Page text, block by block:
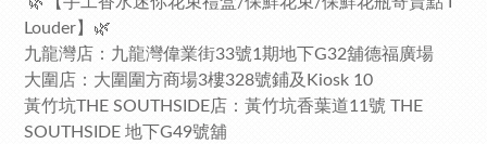
Louder】🌿
九龍灣店：九龍灣偉業街33號1期地下G32舖德福廣場
大圍店：大圍圍方商場3樓328號鋪及Kiosk 10
黃竹坑THE SOUTHSIDE店：黃竹坑香葉道11號 THE
SOUTHSIDE 地下G49號舖